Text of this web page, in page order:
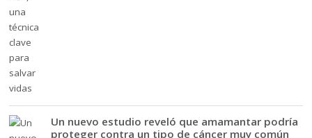
Un nuevo estudio reveló que amamantar podría
proteger contra un tipo de cáncer muy común